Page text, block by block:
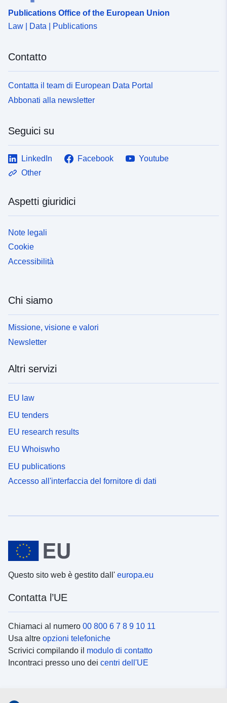
Publications Office of the European Union
Law | Data | Publications
Contatto
Contatta il team di European Data Portal
Abbonati alla newsletter
Seguici su
LinkedIn Facebook
Youtube
Other
Aspetti giuridici
Note legali
Cookie
Accessibilità
Chi siamo
Missione, visione e valori
Newsletter
Altri servizi
EU law
EU tenders
EU research results
EU Whoiswho
EU publications
Accesso all'interfaccia del fornitore di dati
Questo sito web è gestito dall' europa.eu
Contatta l’UE
Chiamaci al numero 00 800 6 7 8 9 10 11
Usa altre opzioni telefoniche
Scrivici compilando il modulo di contatto
Incontraci presso uno dei centri dell'UE